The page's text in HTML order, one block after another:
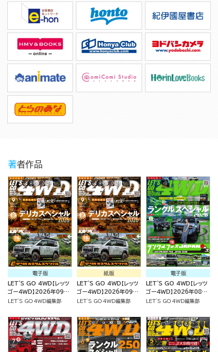
著者作品
電子版
LET'S GO 4WD【レッツ
ゴー４ＷＤ】2026年09月
号LET'S GO 4WD編集部
紙版
LET'S GO 4WD【レッツ
ゴー４ＷＤ】2026年09月
号LET'S GO 4WD編集部
電子版
LET'S GO 4WD【レッツ
ゴー４ＷＤ】2026年08月
号LET'S GO 4WD編集部